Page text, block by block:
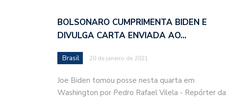
BOLSONARO CUMPRIMENTA BIDEN E
DIVULGA CARTA ENVIADA AO…
Brasil 20 de janeiro de 2021
Joe Biden tomou posse nesta quarta em
Washington por Pedro Rafael Vilela - Repórter da